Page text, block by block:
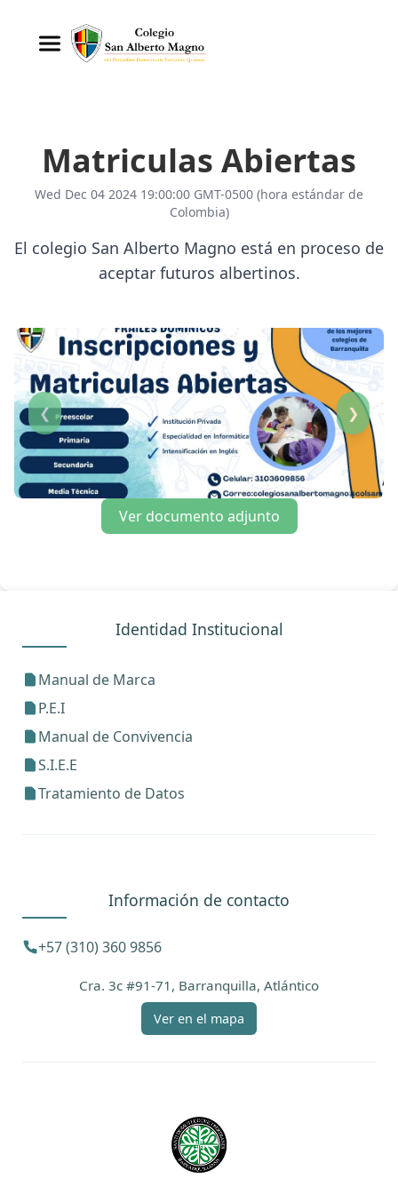
Matriculas Abiertas
Wed Dec 04 2024 19:00:00 GMT-0500 (hora estándar de
Colombia)
El colegio San Alberto Magno está en proceso de
aceptar futuros albertinos.
❮ ❯
Ver documento adjunto
Identidad Institucional
Manual de Marca
P.E.I
Manual de Convivencia
S.I.E.E
Tratamiento de Datos
Información de contacto
+57 (310) 360 9856
Cra. 3c #91-71, Barranquilla, Atlántico
Ver en el mapa